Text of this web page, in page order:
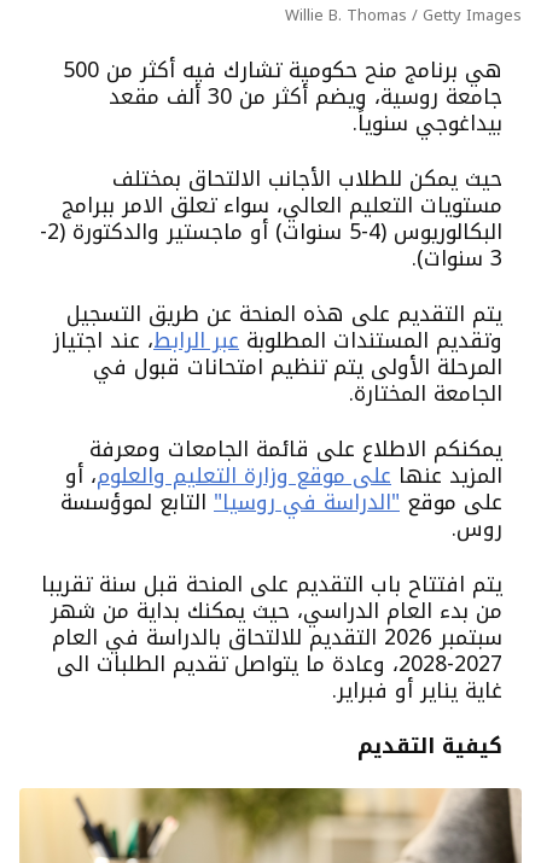
Willie B. Thomas / Getty Images
هي برنامج منح حكومية تشارك فيه أكثر من 500
جامعة روسية، ويضم أكثر من 30 ألف مقعد
بيداغوجي سنوياً.
حيث يمكن للطلاب الأجانب الالتحاق بمختلف
مستويات التعليم العالي، سواء تعلق الامر ببرامج
البكالوريوس (4-5 سنوات) أو ماجستير والدكتورة (2-
3 سنوات).
يتم التقديم على هذه المنحة عن طريق التسجيل
وتقديم المستندات المطلوبة عبر الرابط، عند اجتياز
المرحلة الأولى يتم تنظيم امتحانات قبول في
الجامعة المختارة.
يمكنكم الاطلاع على قائمة الجامعات ومعرفة
المزيد عنها على موقع وزارة التعليم والعلوم، أو
على موقع "الدراسة في روسيا" التابع لموؤسسة
روس.
يتم افتتاح باب التقديم على المنحة قبل سنة تقريبا
من بدء العام الدراسي، حيث يمكنك بداية من شهر
سبتمبر 2026 التقديم للالتحاق بالدراسة في العام
2027-2028، وعادة ما يتواصل تقديم الطلبات الى
غاية يناير أو فبراير.
كيفية التقديم